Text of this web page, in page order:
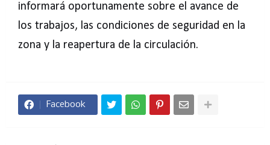
informará oportunamente sobre el avance de
los trabajos, las condiciones de seguridad en la
zona y la reapertura de la circulación.
Facebook